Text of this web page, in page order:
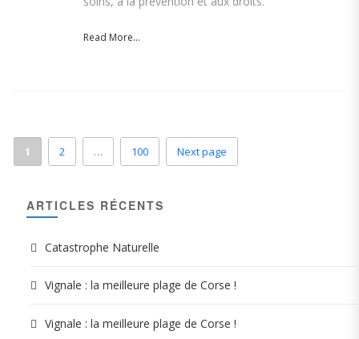
Read More...
1 2 … 100 Next page
ARTICLES RÉCENTS
Catastrophe Naturelle
Vignale : la meilleure plage de Corse !
Vignale : la meilleure plage de Corse !